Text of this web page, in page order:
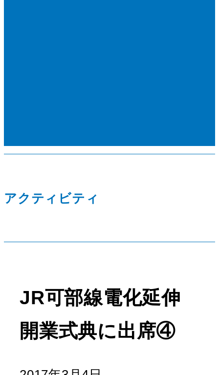
アクティビティ
JR可部線電化延伸
開業式典に出席④